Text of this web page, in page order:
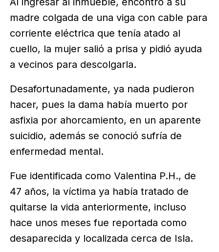
madre colgada de una viga con cable para
corriente eléctrica que tenía atado al
cuello, la mujer salió a prisa y pidió ayuda
a vecinos para descolgarla.
Desafortunadamente, ya nada pudieron
hacer, pues la dama había muerto por
asfixia por ahorcamiento, en un aparente
suicidio, además se conoció sufría de
enfermedad mental.
Fue identificada como Valentina P.H., de
47 años, la víctima ya había tratado de
quitarse la vida anteriormente, incluso
hace unos meses fue reportada como
desaparecida y localizada cerca de Isla.